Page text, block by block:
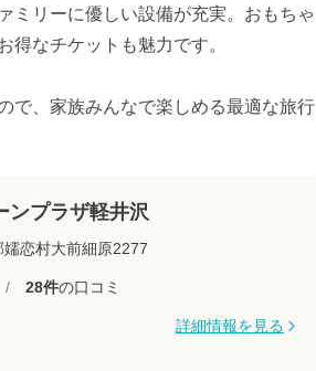
ミリーに優しい設備が充実。おもちゃ
得なチケットも魅力です。
で、家族みんなで楽しめる最適な旅行
ンプラザ軽井沢
恋村大前細原2277
/ 28件の口コミ
詳細情報を見る